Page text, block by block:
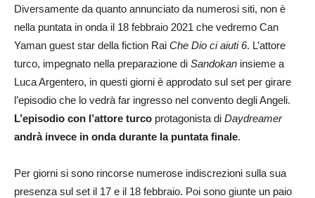
Diversamente da quanto annunciato da numerosi siti, non è
nella puntata in onda il 18 febbraio 2021 che vedremo Can
Yaman guest star della fiction Rai Che Dio ci aiuti 6. L’attore
turco, impegnato nella preparazione di Sandokan insieme a
Luca Argentero, in questi giorni è approdato sul set per girare
l’episodio che lo vedrà far ingresso nel convento degli Angeli.
L’episodio con l’attore turco protagonista di Daydreamer
andrà invece in onda durante la puntata finale.
Per giorni si sono rincorse numerose indiscrezioni sulla sua
presenza sul set il 17 e il 18 febbraio. Poi sono giunte un paio